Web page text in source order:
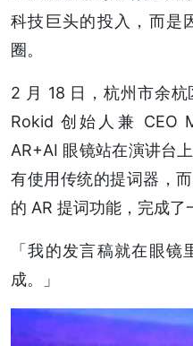
科技巨头的投入，而是
圈。
2 月 18 日，杭州市余杭
Rokid 创始人兼 CEO
AR+AI 眼镜站在演讲台
有使用传统的提词器，
的 AR 提词功能，完成了
「我的发言稿就在眼
成。」